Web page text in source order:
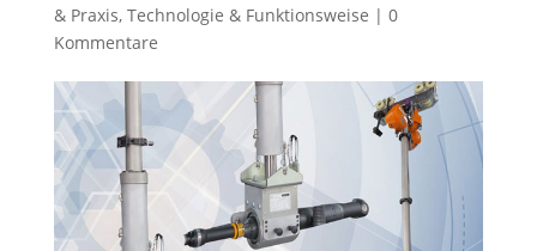
& Praxis, Technologie & Funktionsweise | 0
Kommentare